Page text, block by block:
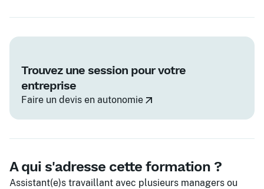
Trouvez une session pour votre
entreprise
Faire un devis en autonomie
A qui s'adresse cette formation ?
Assistant(e)s travaillant avec plusieurs managers ou